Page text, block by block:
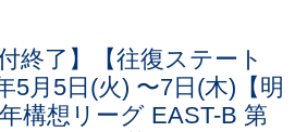
終了】【往復ステート
5月5日(火) 〜7日(木)【明
構想リーグ EAST-B 第